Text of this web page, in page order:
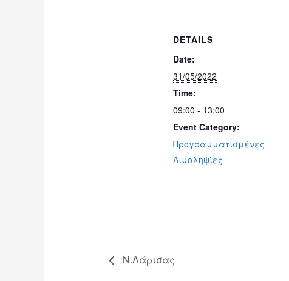
DETAILS
Date:
31/05/2022
Time:
09:00 - 13:00
Event Category:
Προγραμματισμένες
Αιμοληψίες
Ν.Λάρισας